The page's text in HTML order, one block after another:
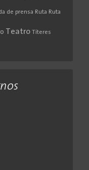
de prensa Ruta Ruta
Teatro Títeres